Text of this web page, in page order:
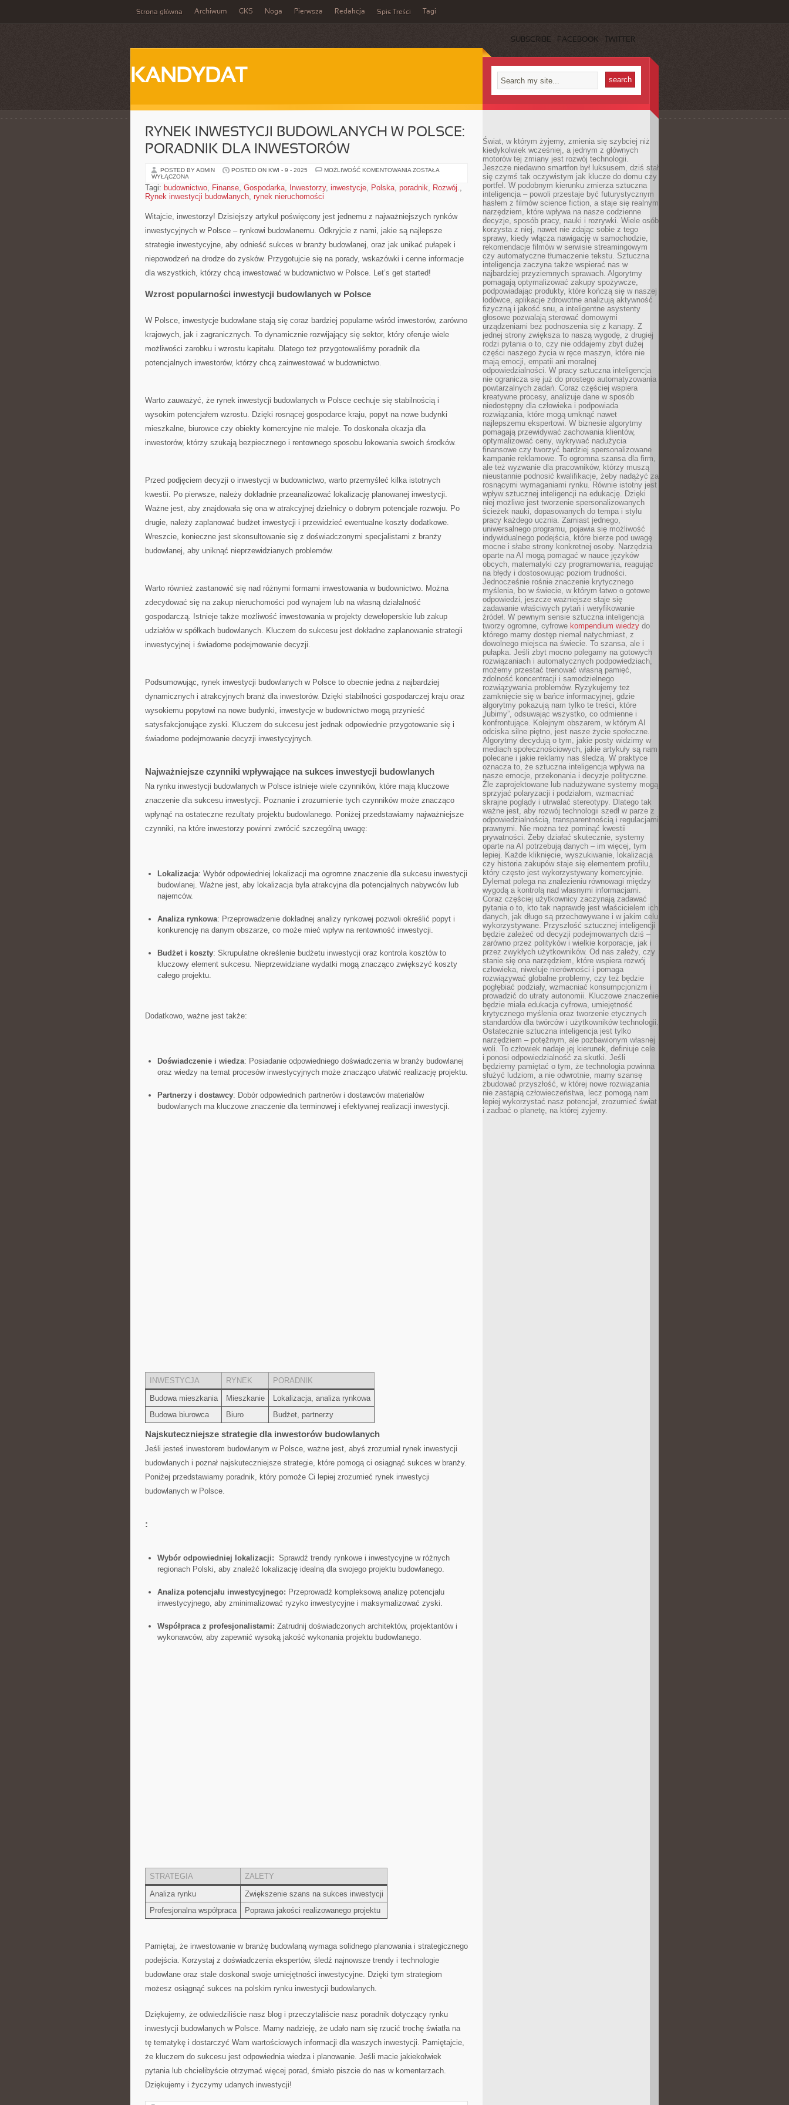
Strona główna Archiwum GKS Noga Pierwsza Redakcja Spis Treści Tagi
SUBSCRIBE FACEBOOK TWITTER
KANDYDAT
RYNEK INWESTYCJI BUDOWLANYCH W POLSCE:
PORADNIK DLA INWESTORÓW
POSTED BY ADMIN POSTED ON KWI - 9 - 2025 MOŻLIWOŚĆ KOMENTOWANIA RYNEK
W
INWESTORÓW
ZOSTAŁA
WYŁĄCZONA
Tagi: budownictwo, Finanse, Gospodarka, Inwestorzy, inwestycje, Polska, poradnik, Rozwój.,
Rynek inwestycji budowlanych, rynek nieruchomości
Witajcie, inwestorzy! Dzisiejszy artykuł poświęcony jest jednemu z najważniejszych rynków
inwestycyjnych⁢ w Polsce – ⁤rynkowi budowlanemu. Odkryjcie z ‌nami, jakie są najlepsze⁣
strategie inwestycyjne,‍ aby odnieść sukces w branży budowlanej, oraz jak unikać ⁢pułapek i
niepowodzeń na drodze do ⁤zysków. Przygotujcie się na porady, wskazówki ⁣i cenne informacje
dla wszystkich, ‍którzy chcą inwestować ‍w budownictwo w Polsce. Let’s get started!
Wzrost popularności⁣ inwestycji⁢ budowlanych w ⁣Polsce
W Polsce, inwestycje budowlane stają się coraz bardziej popularne⁤ wśród inwestorów, zarówno
krajowych, ‌jak i zagranicznych. To dynamicznie rozwijający się sektor, który oferuje wiele
możliwości ⁣zarobku i wzrostu kapitału.‌ Dlatego też przygotowaliśmy ⁣poradnik dla‍
potencjalnych inwestorów, ⁤którzy chcą zainwestować w budownictwo.
Warto zauważyć, ‍że rynek inwestycji budowlanych w Polsce cechuje się‍ stabilnością i
wysokim potencjałem wzrostu. Dzięki rosnącej gospodarce ⁤kraju, popyt na nowe budynki
‍mieszkalne, biurowce​ czy obiekty komercyjne nie maleje. To doskonała okazja dla
inwestorów, którzy szukają‍ bezpiecznego i​ rentownego ‍sposobu lokowania swoich środków.
Przed podjęciem decyzji o inwestycji w budownictwo, warto przemyśleć kilka istotnych
kwestii. ‍Po pierwsze,⁤ należy dokładnie przeanalizować lokalizację planowanej inwestycji.
Ważne jest, aby ​znajdowała się ⁤ona w atrakcyjnej dzielnicy o dobrym potencjale rozwoju. Po⁢
drugie, należy zaplanować budżet inwestycji i przewidzieć ewentualne ‍koszty dodatkowe.
‌Wreszcie, konieczne jest skonsultowanie się z doświadczonymi⁣ specjalistami ‌z branży
budowlanej, aby uniknąć nieprzewidzianych problemów.
Warto również zastanowić się nad różnymi formami inwestowania w budownictwo. Można
zdecydować się na‍ zakup nieruchomości pod wynajem ​lub na‍ własną działalność
gospodarczą. Istnieje także możliwość inwestowania ⁣w projekty ⁢deweloperskie lub ‌zakup
udziałów w ‌spółkach budowlanych. Kluczem do⁣ sukcesu jest dokładne zaplanowanie strategii
inwestycyjnej‍ i świadome‍ podejmowanie decyzji.
Podsumowując, rynek inwestycji⁢ budowlanych w ⁤Polsce to⁢ obecnie jedna z najbardziej‌
dynamicznych i atrakcyjnych branż dla inwestorów. ⁢Dzięki stabilności gospodarczej‌ kraju oraz
wysokiemu popytowi na nowe ⁣budynki, inwestycje w budownictwo mogą przynieść ​
satysfakcjonujące zyski. Kluczem ⁣do sukcesu jest jednak odpowiednie przygotowanie się i
świadome podejmowanie decyzji inwestycyjnych.
Najważniejsze​ czynniki wpływające na sukces inwestycji budowlanych
Na ​rynku ⁢inwestycji budowlanych w Polsce istnieje wiele czynników, które mają kluczowe
znaczenie dla sukcesu inwestycji. Poznanie i zrozumienie tych czynników może⁤ znacząco
wpłynąć na ostateczne rezultaty projektu budowlanego. Poniżej przedstawiamy najważniejsze
czynniki, na⁣ które inwestorzy powinni zwrócić szczególną ⁣uwagę:
Lokalizacja: Wybór ⁢odpowiedniej lokalizacji ma ogromne⁢ znaczenie dla sukcesu inwestycji
‌budowlanej. Ważne jest,⁤ aby lokalizacja była atrakcyjna dla potencjalnych nabywców lub
najemców.
Analiza rynkowa: Przeprowadzenie dokładnej analizy rynkowej pozwoli określić popyt‍ i
‌konkurencję na danym⁣ obszarze, co może mieć wpływ na rentowność inwestycji.
Budżet i koszty: Skrupulatne określenie budżetu inwestycji oraz⁢ kontrola kosztów to
kluczowy element sukcesu. ‌Nieprzewidziane ‍wydatki mogą znacząco zwiększyć koszty‍
całego projektu.
Dodatkowo, ważne jest także:
Doświadczenie i ​wiedza: Posiadanie odpowiedniego doświadczenia w branży ‍budowlanej
oraz wiedzy na ⁣temat procesów inwestycyjnych może znacząco ułatwić realizację⁢ projektu.
Partnerzy i⁤ dostawcy:⁤ Dobór odpowiednich partnerów​ i dostawców materiałów
budowlanych ma kluczowe znaczenie dla terminowej i efektywnej realizacji inwestycji.
INWESTYCJA RYNEK
PORADNIK
Budowa​ mieszkania
Mieszkanie
Lokalizacja,‍ analiza rynkowa
Budowa biurowca
Biuro Budżet, partnerzy
Najskuteczniejsze strategie dla inwestorów ⁢budowlanych
Jeśli jesteś inwestorem budowlanym w Polsce, ważne jest, abyś zrozumiał rynek inwestycji
budowlanych i poznał najskuteczniejsze strategie, które pomogą ci osiągnąć sukces w⁣ branży.
Poniżej ⁢przedstawiamy poradnik, który ⁣pomoże Ci lepiej zrozumieć rynek inwestycji
budowlanych w⁣ Polsce.
:
Wybór‌ odpowiedniej lokalizacji: ⁣ Sprawdź trendy rynkowe i inwestycyjne w różnych​
regionach Polski, aby znaleźć lokalizację idealną dla​ swojego projektu budowlanego.
Analiza potencjału inwestycyjnego: Przeprowadź kompleksową analizę ⁢potencjału
inwestycyjnego, aby zminimalizować ryzyko inwestycyjne ​i maksymalizować ‍zyski.
Współpraca z profesjonalistami: Zatrudnij doświadczonych architektów, projektantów i
⁢wykonawców, aby zapewnić ⁢wysoką jakość wykonania⁣ projektu budowlanego.
STRATEGIA
ZALETY
Analiza rynku
Zwiększenie szans na sukces⁣ inwestycji
Profesjonalna współpraca
Poprawa jakości‍ realizowanego projektu
Pamiętaj, że inwestowanie‌ w branżę budowlaną wymaga solidnego planowania i strategicznego
podejścia. ‌Korzystaj z ‍doświadczenia ekspertów, ⁢śledź najnowsze trendy i⁤ technologie
budowlane ​oraz ⁣stale doskonal swoje umiejętności inwestycyjne. Dzięki tym strategiom‌
możesz osiągnąć sukces na polskim rynku inwestycji budowlanych.
Dziękujemy, że odwiedziliście nasz blog i przeczytaliście‍ nasz poradnik dotyczący rynku
inwestycji budowlanych ​w Polsce. Mamy nadzieję, że udało nam się rzucić ⁢trochę światła⁤ na
tę tematykę i dostarczyć‌ Wam wartościowych informacji dla waszych inwestycji. Pamiętajcie,
że ‍kluczem do sukcesu jest odpowiednia wiedza ‍i ‌planowanie. ⁢Jeśli macie jakiekolwiek
pytania lub chcielibyście otrzymać więcej‌ porad, śmiało piszcie do nas ⁢w⁢ komentarzach.
Dziękujemy i ​życzymy udanych inwestycji!
Świat, w którym żyjemy, zmienia się szybciej niż
kiedykolwiek wcześniej, a jednym z głównych
motorów tej zmiany jest rozwój technologii.
Jeszcze niedawno smartfon był luksusem, dziś stał
się czymś tak oczywistym jak klucze do domu czy
portfel. W podobnym kierunku zmierza sztuczna
inteligencja – powoli przestaje być futurystycznym
hasłem z filmów science fiction, a staje się realnym
narzędziem, które wpływa na nasze codzienne
decyzje, sposób pracy, nauki i rozrywki. Wiele osób
korzysta z niej, nawet nie zdając sobie z tego
sprawy, kiedy włącza nawigację w samochodzie,
rekomendacje filmów w serwisie streamingowym
czy automatyczne tłumaczenie tekstu. Sztuczna
inteligencja zaczyna także wspierać nas w
najbardziej przyziemnych sprawach. Algorytmy
pomagają optymalizować zakupy spożywcze,
podpowiadając produkty, które kończą się w naszej
lodówce, aplikacje zdrowotne analizują aktywność
fizyczną i jakość snu, a inteligentne asystenty
głosowe pozwalają sterować domowymi
urządzeniami bez podnoszenia się z kanapy. Z
jednej strony zwiększa to naszą wygodę, z drugiej
rodzi pytania o to, czy nie oddajemy zbyt dużej
części naszego życia w ręce maszyn, które nie
mają emocji, empatii ani moralnej
odpowiedzialności. W pracy sztuczna inteligencja
nie ogranicza się już do prostego automatyzowania
powtarzalnych zadań. Coraz częściej wspiera
kreatywne procesy, analizuje dane w sposób
niedostępny dla człowieka i podpowiada
rozwiązania, które mogą umknąć nawet
najlepszemu ekspertowi. W biznesie algorytmy
pomagają przewidywać zachowania klientów,
optymalizować ceny, wykrywać nadużycia
finansowe czy tworzyć bardziej spersonalizowane
kampanie reklamowe. To ogromna szansa dla firm,
ale też wyzwanie dla pracowników, którzy muszą
nieustannie podnosić kwalifikacje, żeby nadążyć za
rosnącymi wymaganiami rynku. Równie istotny jest
wpływ sztucznej inteligencji na edukację. Dzięki
niej możliwe jest tworzenie spersonalizowanych
ścieżek nauki, dopasowanych do tempa i stylu
pracy każdego ucznia. Zamiast jednego,
uniwersalnego programu, pojawia się możliwość
indywidualnego podejścia, które bierze pod uwagę
mocne i słabe strony konkretnej osoby. Narzędzia
oparte na AI mogą pomagać w nauce języków
obcych, matematyki czy programowania, reagując
na błędy i dostosowując poziom trudności.
Jednocześnie rośnie znaczenie krytycznego
myślenia, bo w świecie, w którym łatwo o gotowe
odpowiedzi, jeszcze ważniejsze staje się
zadawanie właściwych pytań i weryfikowanie
źródeł. W pewnym sensie sztuczna inteligencja
tworzy ogromne, cyfrowe kompendium wiedzy do
którego mamy dostęp niemal natychmiast, z
dowolnego miejsca na świecie. To szansa, ale i
pułapka. Jeśli zbyt mocno polegamy na gotowych
rozwiązaniach i automatycznych podpowiedziach,
możemy przestać trenować własną pamięć,
zdolność koncentracji i samodzielnego
rozwiązywania problemów. Ryzykujemy też
zamknięcie się w bańce informacyjnej, gdzie
algorytmy pokazują nam tylko te treści, które
„lubimy”, odsuwając wszystko, co odmienne i
konfrontujące. Kolejnym obszarem, w którym AI
odciska silne piętno, jest nasze życie społeczne.
Algorytmy decydują o tym, jakie posty widzimy w
mediach społecznościowych, jakie artykuły są nam
polecane i jakie reklamy nas śledzą. W praktyce
oznacza to, że sztuczna inteligencja wpływa na
nasze emocje, przekonania i decyzje polityczne.
Źle zaprojektowane lub nadużywane systemy mogą
sprzyjać polaryzacji i podziałom, wzmacniać
skrajne poglądy i utrwalać stereotypy. Dlatego tak
ważne jest, aby rozwój technologii szedł w parze z
odpowiedzialnością, transparentnością i regulacjami
prawnymi. Nie można też pominąć kwestii
prywatności. Żeby działać skutecznie, systemy
oparte na AI potrzebują danych – im więcej, tym
lepiej. Każde kliknięcie, wyszukiwanie, lokalizacja
czy historia zakupów staje się elementem profilu,
który często jest wykorzystywany komercyjnie.
Dylemat polega na znalezieniu równowagi między
wygodą a kontrolą nad własnymi informacjami.
Coraz częściej użytkownicy zaczynają zadawać
pytania o to, kto tak naprawdę jest właścicielem ich
danych, jak długo są przechowywane i w jakim celu
wykorzystywane. Przyszłość sztucznej inteligencji
będzie zależeć od decyzji podejmowanych dziś –
zarówno przez polityków i wielkie korporacje, jak i
przez zwykłych użytkowników. Od nas zależy, czy
stanie się ona narzędziem, które wspiera rozwój
człowieka, niweluje nierówności i pomaga
rozwiązywać globalne problemy, czy też będzie
pogłębiać podziały, wzmacniać konsumpcjonizm i
prowadzić do utraty autonomii. Kluczowe znaczenie
będzie miała edukacja cyfrowa, umiejętność
krytycznego myślenia oraz tworzenie etycznych
standardów dla twórców i użytkowników technologii.
Ostatecznie sztuczna inteligencja jest tylko
narzędziem – potężnym, ale pozbawionym własnej
woli. To człowiek nadaje jej kierunek, definiuje cele
i ponosi odpowiedzialność za skutki. Jeśli
będziemy pamiętać o tym, że technologia powinna
służyć ludziom, a nie odwrotnie, mamy szansę
zbudować przyszłość, w której nowe rozwiązania
nie zastąpią człowieczeństwa, lecz pomogą nam
lepiej wykorzystać nasz potencjał, zrozumieć świat
i zadbać o planetę, na której żyjemy.